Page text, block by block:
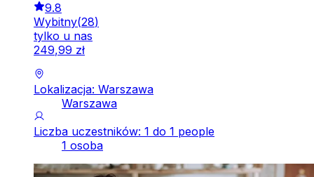
9.8
Wybitny(28)
tylko u nas
249,99 zł
Lokalizacja: Warszawa
Warszawa
Liczba uczestników: 1 do 1 people
1 osoba